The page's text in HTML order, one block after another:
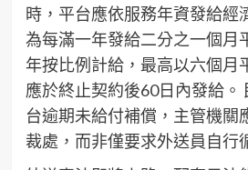
時，平台應依服務年資發給經
為每滿一年發給二分之一個月
年按比例計給，最高以六個月
應於終止契約後60日內發給。
台逾期未給付補償，主管機關
裁處，而非僅要求外送員自行